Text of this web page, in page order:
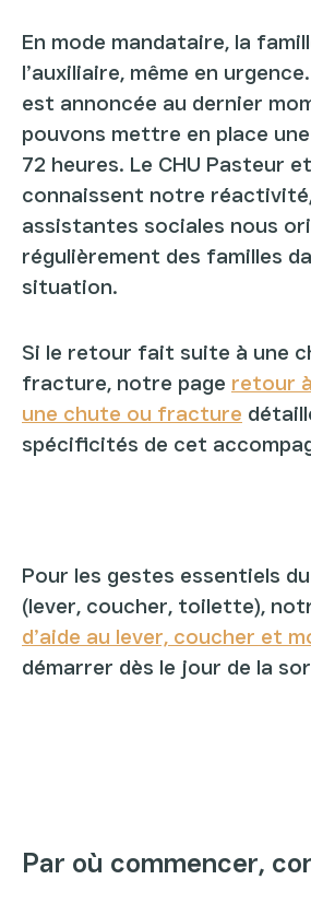
En mode mandataire, la
l’auxiliaire, même en
est annoncée au dernier
pouvons mettre en place
72 heures. Le CHU Pasteur
connaissent notre
assistantes sociales nous
régulièrement des familles
situation.
Si le retour fait suite à une
fracture, notre page retour
une chute ou fracture
spécificités de cet
Pour les gestes essentiels
(lever, coucher, toilette),
d’aide au lever, coucher et
démarrer dès le jour de la
Par où commencer,